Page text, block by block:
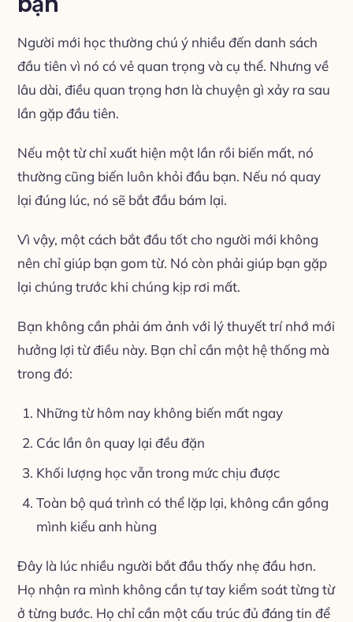
Người mới học thường chú ý nhiều đến danh sách
đầu tiên vì nó có vẻ quan trọng và cụ thể. Nhưng về
lâu dài, điều quan trọng hơn là chuyện gì xảy ra sau
lần gặp đầu tiên.
Nếu một từ chỉ xuất hiện một lần rồi biến mất, nó
thường cũng biến luôn khỏi đầu bạn. Nếu nó quay
lại đúng lúc, nó sẽ bắt đầu bám lại.
Vì vậy, một cách bắt đầu tốt cho người mới không
nên chỉ giúp bạn gom từ. Nó còn phải giúp bạn gặp
lại chúng trước khi chúng kịp rơi mất.
Bạn không cần phải ám ảnh với lý thuyết trí nhớ mới
hưởng lợi từ điều này. Bạn chỉ cần một hệ thống mà
trong đó:
Những từ hôm nay không biến mất ngay
Các lần ôn quay lại đều đặn
Khối lượng học vẫn trong mức chịu được
Toàn bộ quá trình có thể lặp lại, không cần gồng
mình kiểu anh hùng
Đây là lúc nhiều người bắt đầu thấy nhẹ đầu hơn.
Họ nhận ra mình không cần tự tay kiểm soát từng từ
ở từng bước. Họ chỉ cần một cấu trúc đủ đáng tin để